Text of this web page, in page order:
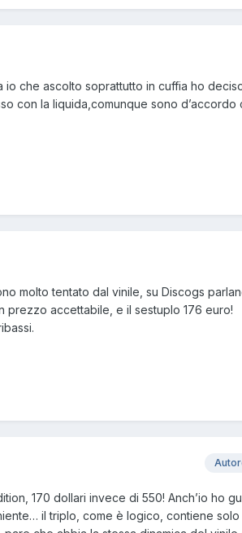
che ascolto soprattutto in cuffia ho
con la liquida,comunque sono d’accordo
molto tentato dal vinile, su Discogs
prezzo accettabile, e il sestuplo 176 euro!
170 dollari invece di 550! Anch’io ho
il triplo, come è logico, contiene solo